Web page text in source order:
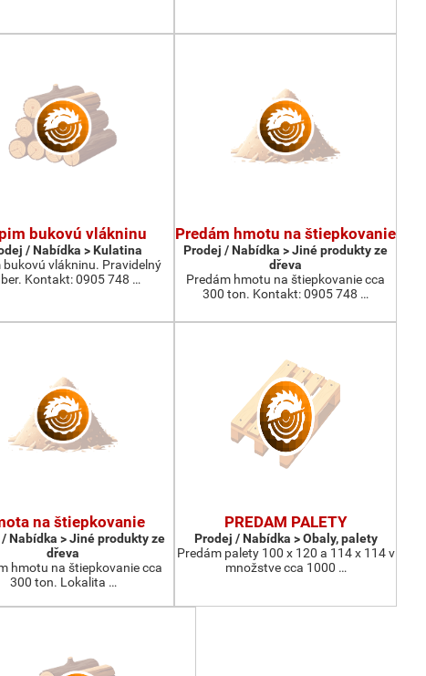
bukovú vlákninu
/ Nabídka > Kulatina
bukovú vlákninu. Pravidelný
Kontakt: 0905 748 …
Predám hmotu na štiepkovanie
Prodej / Nabídka > Jiné produkty ze
dřeva
Predám hmotu na štiepkovanie cca
300 ton. Kontakt: 0905 748 …
na štiepkovanie
Nabídka > Jiné produkty ze
dřeva
hmotu na štiepkovanie cca
300 ton. Lokalita …
PREDAM PALETY
Prodej / Nabídka > Obaly, palety
Predám palety 100 x 120 a 114 x 114 v
množstve cca 1000 …